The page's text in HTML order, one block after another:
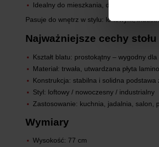
Idealny do mieszkania, domu i biura
Pasuje do wnętrz w stylu: loftowym,
Najważniejsze cechy stołu
Kształt blatu: prostokątny – wygodny
Materiał: trwała, utwardzana płyta
Konstrukcja: stabilna i solidna
Styl: loftowy / nowoczesny / industrialny
Zastosowanie: kuchnia, jadalnia, salon,
Wymiary
Wysokość: 77 cm